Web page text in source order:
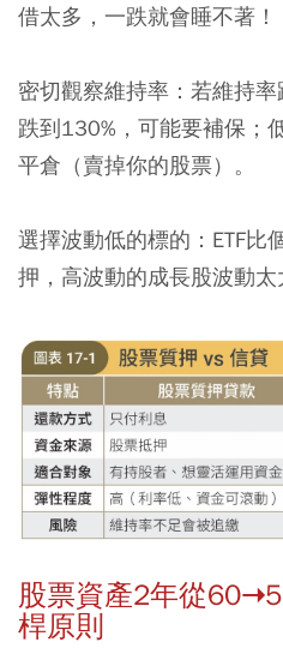
借太多，一跌就會睡不著！
密切觀察維持率： 若維持率
跌到130%，可能要補保；
平倉（賣掉你的股票）。
選擇波動低的標的： ETF比
押，高波動的成長股波動太
股票資產2年從
桿原則